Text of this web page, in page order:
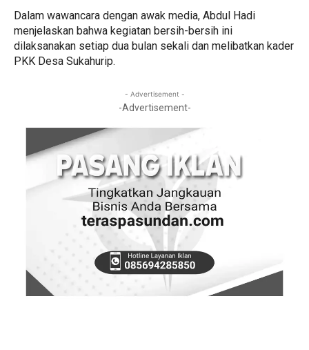
Dalam wawancara dengan awak media, Abdul Hadi
menjelaskan bahwa kegiatan bersih-bersih ini
dilaksanakan setiap dua bulan sekali dan melibatkan kader
PKK Desa Sukahurip.
- Advertisement -
-Advertisement-